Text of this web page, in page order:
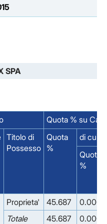
SPA
Quota % su
Titolo di
Possesso
Quota
%
di cui
Quota
%
Proprieta' 45.687
0.000
Totale
45.687
0.000